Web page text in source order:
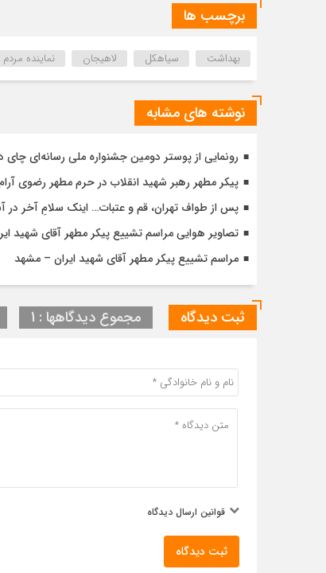
برچسب ها
بهداشت سیاهکل لاهیجان نماینده
نوشته های مشابه
رونمایی از پوستر دومین جشنواره ملی رسانه‌ای چای
پیکر مطهر رهبر شهید انقلاب در حرم مطهر رضوی
پس از طواف تهران، قم و عتبات… اینک سلامِ آخر در
تصاویر هوایی مراسم تشییع پیکر مطهر آقای شهید
مراسم تشییع پیکر مطهر آقای شهید ایران – مشهد
ثبت دیدگاه مجموع دیدگاهها : 1
قوانین ارسال دیدگاه
ثبت دیدگاه